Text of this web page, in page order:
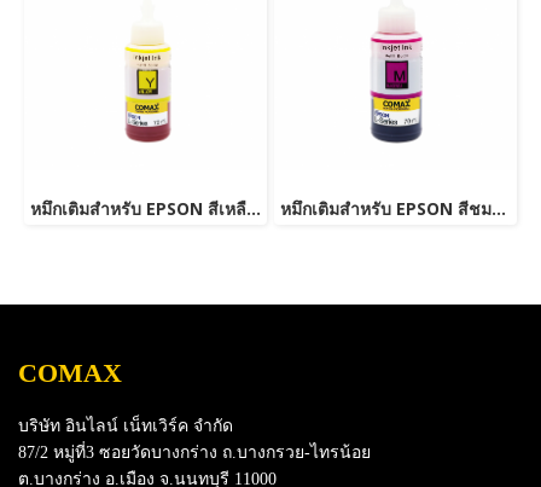
หมึกเติมสำหรับ EPSON สีเหลือง 70 ml. โคแมกซ์ หมึกเติมสำหรับ EPSON สีชมพู 70 ml. โคแมกซ์
COMAX
บริษัท อินไลน์ เน็ทเวิร์ค จำกัด
87/2 หมู่ที่3 ซอยวัดบางกร่าง ถ.บางกรวย-ไทรน้อย
ต.บางกร่าง อ.เมือง จ.นนทบุรี 11000